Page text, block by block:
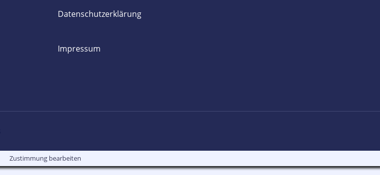
Datenschutzerklärung
Impressum
Zustimmung bearbeiten